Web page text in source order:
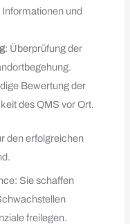
und
: Überprüfung der
Bewertung der
des QMS vor Ort.
den erfolgreichen
Sie schaffen
freilegen.